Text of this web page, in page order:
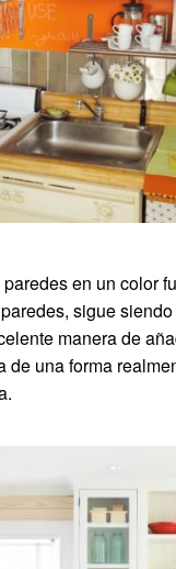
en un color
sigue
manera de
de una forma